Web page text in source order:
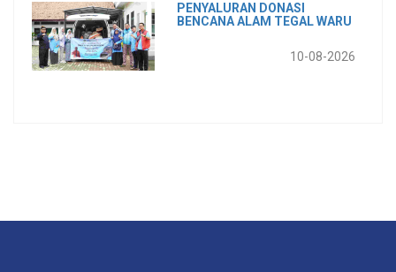
PENYALURAN DONASI
BENCANA ALAM TEGAL WARU
10-08-2026